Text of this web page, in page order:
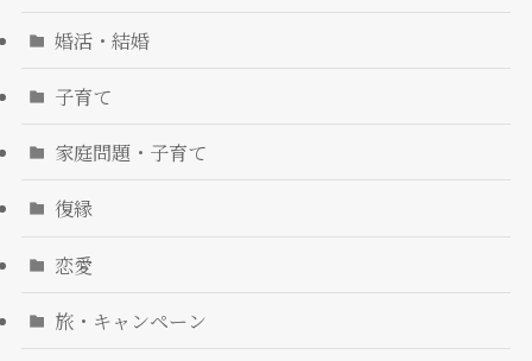
婚活・結婚
子育て
家庭問題・子育て
復縁
恋愛
旅・キャンペーン